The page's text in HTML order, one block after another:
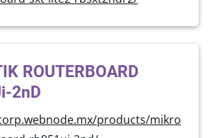
ROUTERBOARD
2nD
products/mikro